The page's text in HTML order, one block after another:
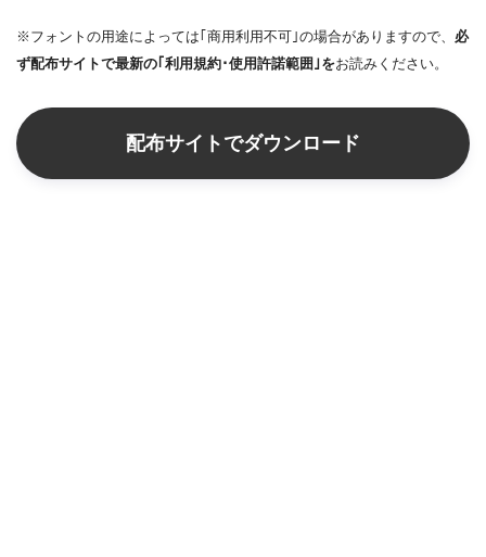
※フォントの用途によっては｢商用利用不可｣の場合がありますので、 必
ず配布サイトで最新の｢利用規約･使用許諾範囲｣をお読みください。
配布サイトでダウンロード